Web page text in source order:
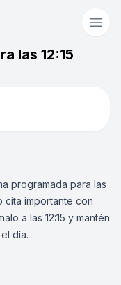
las 12:15
programada para las
cita importante con
a las 12:15 y mantén
día.